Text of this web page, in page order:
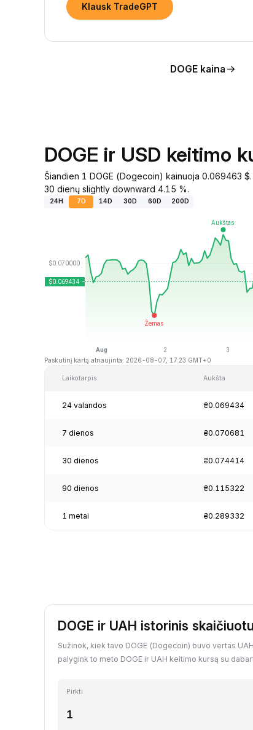
Klausk TradeGPT
DOGE kaina
DOGE ir USD keitimo
Šiandien 1 DOGE (Dogecoin) kainuoja 0.069463
30 dienų slightly downward 4.15 %.
24H 7D 14D 30D 60D 200D
Paskutinį kartą atnaujinta: 2026-08-07, 17:23 GMT+0
Laikotarpis Aukšta
24 valandos ₴0.069434
7 dienos ₴0.070681
30 dienos ₴0.074414
90 dienos ₴0.115322
1 metai ₴0.289332
DOGE ir UAH istorinis
Sužinok, kiek tavo DOGE (Dogecoin) buvo vertas
palygink to meto DOGE ir UAH keitimo kursą su
Pirkti